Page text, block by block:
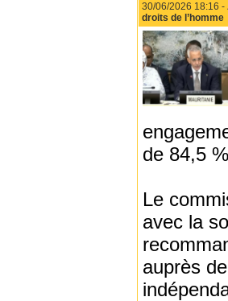
30/06/2026 18:16 -
droits de l’homme
de 84,5
Le
avec la
auprès